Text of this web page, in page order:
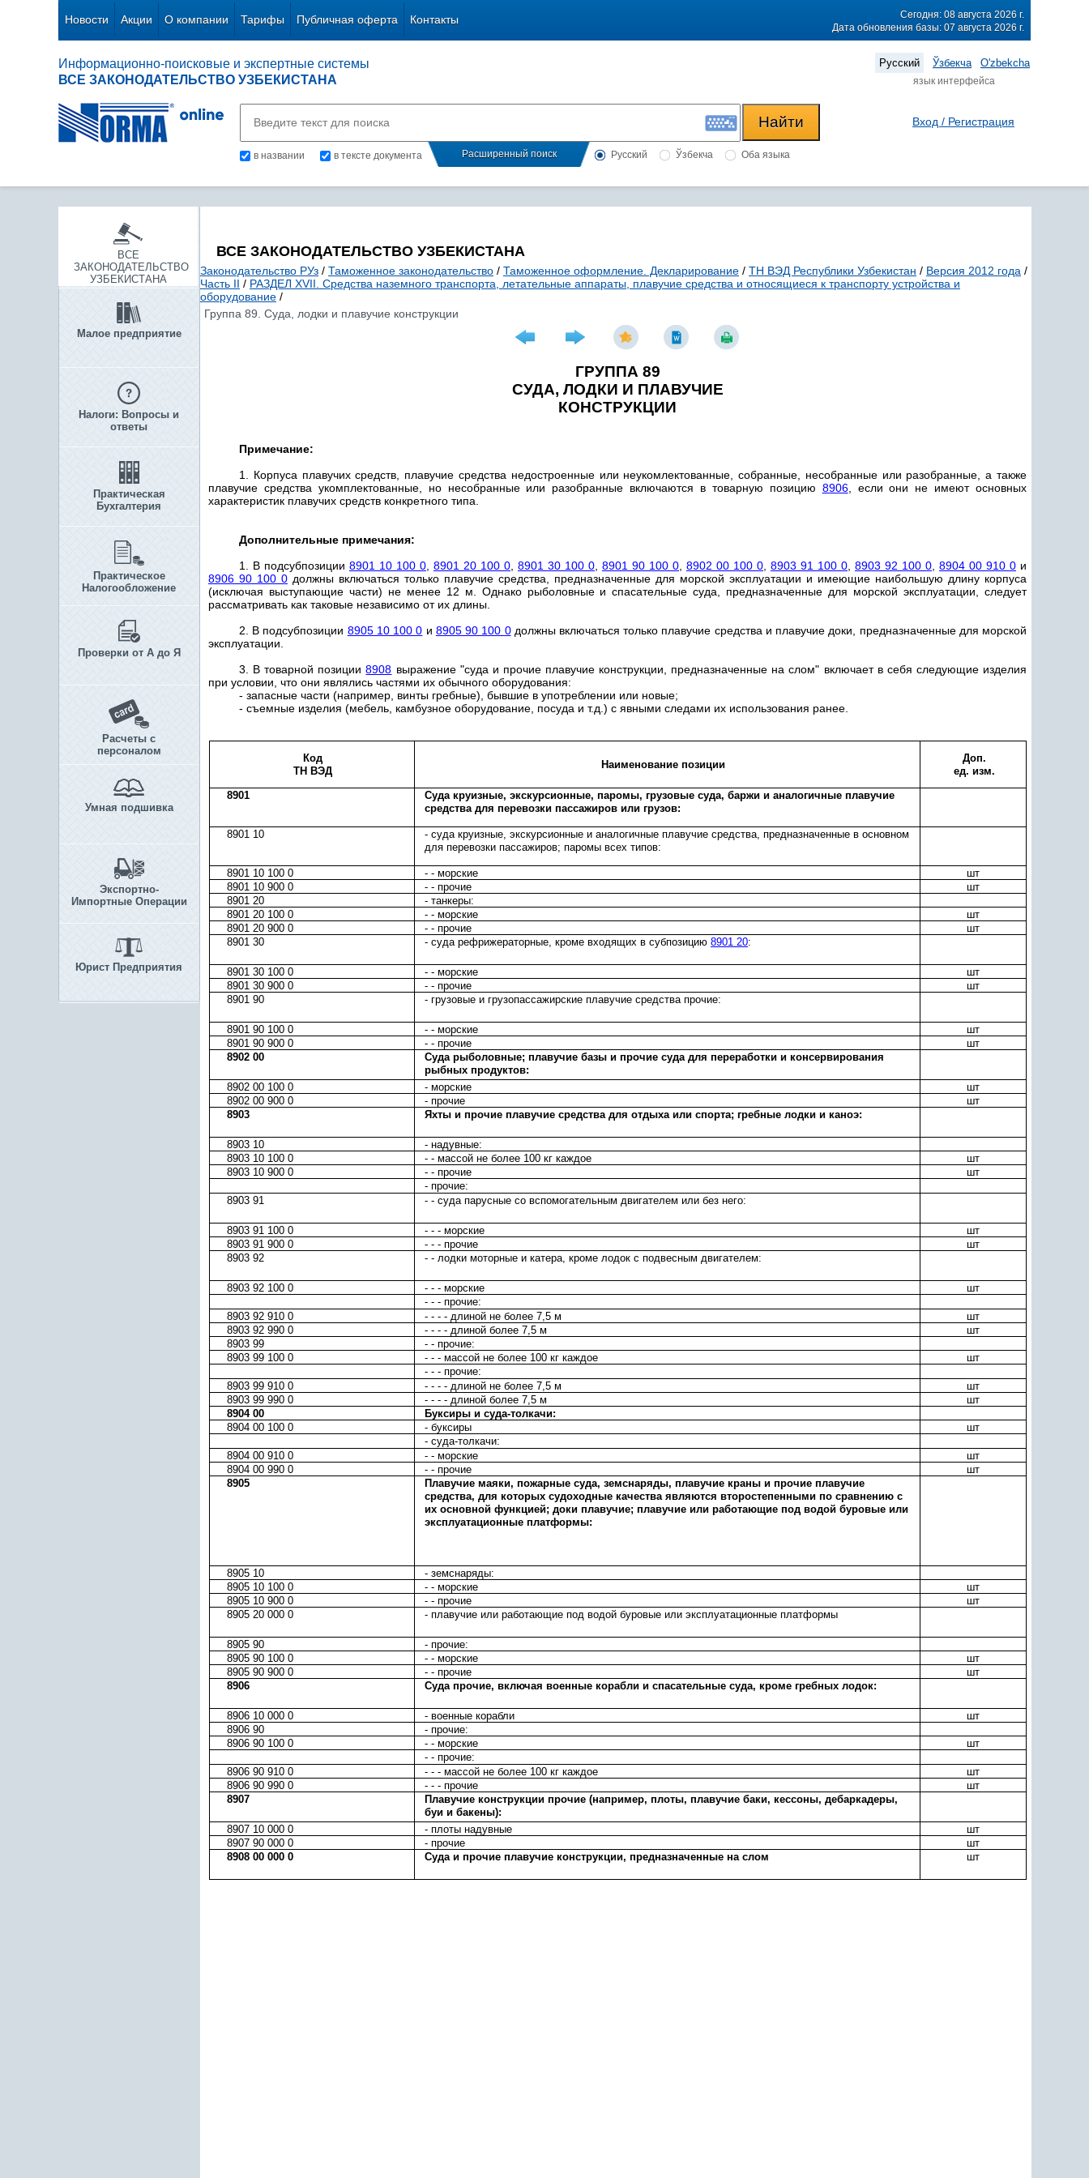
Новости Акции О компании Тарифы Публичная оферта Контакты
Сегодня: 08 августа 2026 г.
Дата обновления базы: 07 августа 2026 г.
Информационно-поисковые и экспертные системы
ВСЕ ЗАКОНОДАТЕЛЬСТВО УЗБЕКИСТАНА
Русский Ўзбекча O'zbekcha
язык интерфейса
в названии в тексте документа Расширенный поиск Русский Ўзбекча Оба языка
Вход / Регистрация
ВСЕ
ЗАКОНОДАТЕЛЬСТВО
УЗБЕКИСТАНА
Малое предприятие
Налоги: Вопросы и
ответы
Практическая
Бухгалтерия
Практическое
Налогообложение
Проверки от А до Я
Расчеты с
персоналом
Умная подшивка
Экспортно-
Импортные Операции
Юрист Предприятия
ВСЕ ЗАКОНОДАТЕЛЬСТВО УЗБЕКИСТАНА
Законодательство РУз / Таможенное законодательство / Таможенное оформление. Декларирование / ТН ВЭД Республики Узбекистан / Версия 2012 года /
Часть II / РАЗДЕЛ XVII. Средства наземного транспорта, летательные аппараты, плавучие средства и относящиеся к транспорту устройства и
оборудование /
Группа 89. Суда, лодки и плавучие конструкции
ГРУППА 89
СУДА, ЛОДКИ И ПЛАВУЧИЕ
КОНСТРУКЦИИ
Примечание:
1. Корпуса плавучих средств, плавучие средства недостроенные или неукомлектованные, собранные, несобранные или разобранные, а также
плавучие средства укомплектованные, но несобранные или разобранные включаются в товарную позицию 8906, если они не имеют основных
характеристик плавучих средств конкретного типа.
Дополнительные примечания:
1. В подсубпозиции 8901 10 100 0 8901 20 100 0 8901 30 100 0 8901 90 100 0 8902 00 100 0 8903 91 100 0 8903 92 100 0 8904 00 910 0 и
8906 90 100 0 должны включаться только плавучие средства, предназначенные для морской эксплуатации и имеющие наибольшую длину корпуса
(исключая выступающие части) не менее 12 м. Однако рыболовные и спасательные суда, предназначенные для морской эксплуатации, следует
рассматривать как таковые независимо от их длины.
2. В подсубпозиции 8905 10 100 0 и 8905 90 100 0должны включаться только плавучие средства и плавучие доки, предназначенные для морской
эксплуатации.
3. В товарной позиции8908 выражение "суда и прочие плавучие конструкции, предназначенные на слом" включает в себя следующие изделия
при условии, что они являлись частями их обычного оборудования:
- запасные части (например, винты гребные), бывшие в употреблении или новые;
- съемные изделия (мебель, камбузное оборудование, посуда и т.д.) с явными следами их использования ранее.
Код
ТН ВЭД
Наименование позиции
Доп.
ед. изм.
8901
Суда круизные, экскурсионные, паромы, грузовые суда, баржи и аналогичные плавучие
средства для перевозки пассажиров или грузов:
8901 10
- суда круизные, экскурсионные и аналогичные плавучие средства, предназначенные в основном
для перевозки пассажиров; паромы всех типов:
8901 10 100 0 - - морские
шт
8901 10 900 0
- - прочие
шт
8901 20
- танкеры:
8901 20 100 0
- - морские
шт
8901 20 900 0
- - прочие
шт
8901 30
- суда рефрижераторные, кроме входящих в субпозицию 8901 20:
8901 30 100 0 - - морские
шт
8901 30 900 0
- - прочие
шт
8901 90
- грузовые и грузопассажирские плавучие средства прочие:
8901 90 100 0 - - морские
шт
8901 90 900 0
- - прочие
шт
8902 00
Суда рыболовные; плавучие базы и прочие суда для переработки и консервирования
рыбных продуктов:
8902 00 100 0
- морские
шт
8902 00 900 0
- прочие
шт
8903
Яхты и прочие плавучие средства для отдыха или спорта; гребные лодки и каноэ:
8903 10
- надувные:
8903 10 100 0
- - массой не более 100 кг каждое
шт
8903 10 900 0
- - прочие
шт
- прочие:
8903 91
- - суда парусные со вспомогательным двигателем или без него:
8903 91 100 0 - - - морские
шт
8903 91 900 0
- - - прочие
шт
8903 92
- - лодки моторные и катера, кроме лодок с подвесным двигателем:
8903 92 100 0 - - - морские
шт
- - - прочие:
8903 92 910 0
- - - - длиной не более 7,5 м
шт
8903 92 990 0
- - - - длиной более 7,5 м
шт
8903 99
- - прочие:
8903 99 100 0
- - - массой не более 100 кг каждое
шт
- - - прочие:
8903 99 910 0
- - - - длиной не более 7,5 м
шт
8903 99 990 0
- - - - длиной более 7,5 м
шт
8904 00
Буксиры и суда-толкачи:
8904 00 100 0
- буксиры
шт
- суда-толкачи:
8904 00 910 0
- - морские
шт
8904 00 990 0
- - прочие
шт
8905
Плавучие маяки, пожарные суда, земснаряды, плавучие краны и прочие плавучие
средства, для которых судоходные качества являются второстепенными по сравнению с
их основной функцией; доки плавучие; плавучие или работающие под водой буровые или
эксплуатационные платформы:
8905 10
- земснаряды:
8905 10 100 0
- - морские
шт
8905 10 900 0
- - прочие
шт
8905 20 000 0
- плавучие или работающие под водой буровые или эксплуатационные платформы
8905 90
- прочие:
8905 90 100 0
- - морские
шт
8905 90 900 0
- - прочие
шт
8906
Суда прочие, включая военные корабли и спасательные суда, кроме гребных лодок:
8906 10 000 0 - военные корабли
шт
8906 90
- прочие:
8906 90 100 0
- - морские
шт
- - прочие:
8906 90 910 0
- - - массой не более 100 кг каждое
шт
8906 90 990 0
- - - прочие
шт
8907
Плавучие конструкции прочие (например, плоты, плавучие баки, кессоны, дебаркадеры,
буи и бакены):
8907 10 000 0
- плоты надувные
шт
8907 90 000 0
- прочие
шт
8908 00 000 0
Суда и прочие плавучие конструкции, предназначенные на слом шт